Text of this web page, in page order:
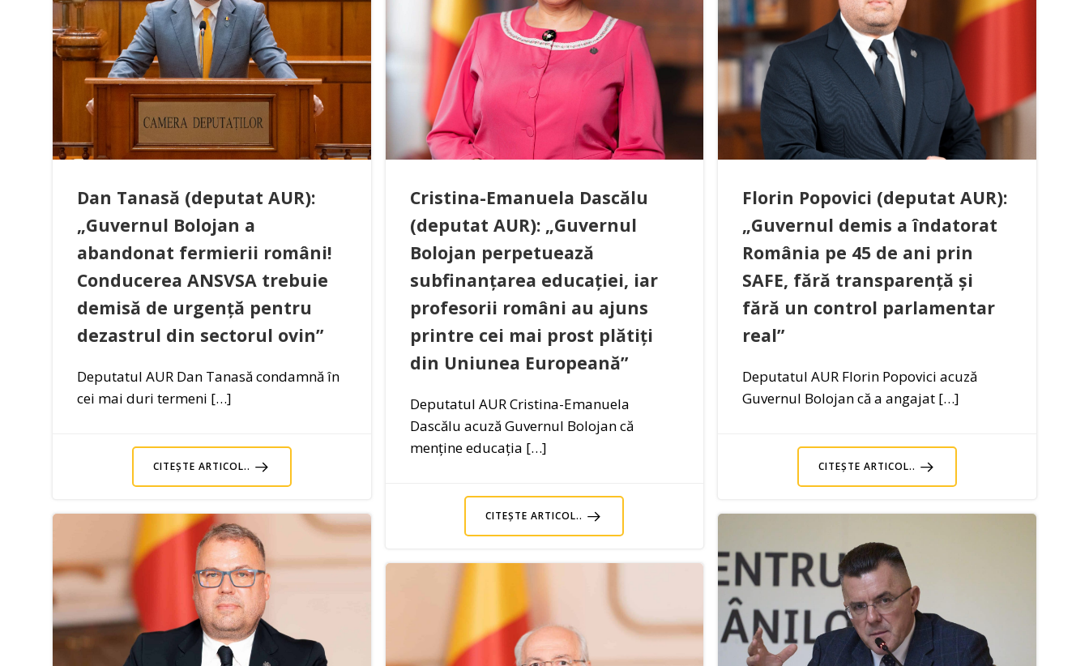
Dan Tanasă (deputat AUR):
„Guvernul Bolojan a
abandonat fermierii români!
Conducerea ANSVSA trebuie
demisă de urgență pentru
dezastrul din sectorul ovin”
Deputatul AUR Dan Tanasă condamnă în
cei mai duri termeni […]
CITEȘTE ARTICOL..
Cristina-Emanuela Dascălu
(deputat AUR): „Guvernul
Bolojan perpetuează
subfinanțarea educației, iar
profesorii români au ajuns
printre cei mai prost plătiți
din Uniunea Europeană”
Deputatul AUR Cristina-Emanuela
Dascălu acuză Guvernul Bolojan că
menține educația […]
CITEȘTE ARTICOL..
Florin Popovici (deputat AUR):
„Guvernul demis a îndatorat
România pe 45 de ani prin
SAFE, fără transparență și
fără un control parlamentar
real”
Deputatul AUR Florin Popovici acuză
Guvernul Bolojan că a angajat […]
CITEȘTE ARTICOL..